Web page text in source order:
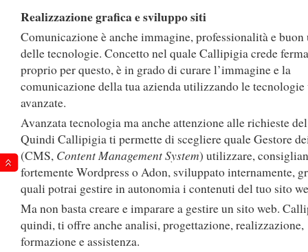
Realizzazione grafica e sviluppo siti
Comunicazione è anche immagine, professionalità e
delle tecnologie. Concetto nel quale Callipigia crede
proprio per questo, è in grado di curare l’immagine e la
comunicazione della tua azienda utilizzando le tecnologie
avanzate.
Avanzata tecnologia ma anche attenzione alle richieste
Quindi Callipigia ti permette di scegliere quale Gestore
(CMS, Content Management System) utilizzare,
fortemente Wordpress o Adon, sviluppato internamente,
quali potrai gestire in autonomia i contenuti del tuo sito
Ma non basta creare e imparare a gestire un sito web.
quindi, ti offre anche analisi, progettazione, realizzazione,
formazione e assistenza.